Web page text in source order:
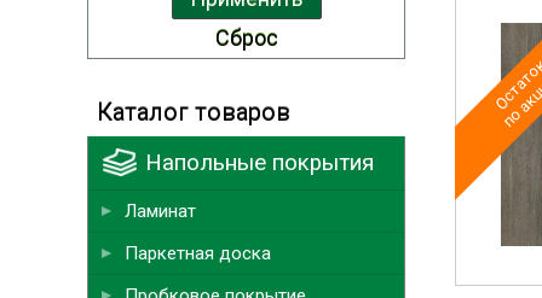
по
Каталог товаров
Напольные покрытия
Ламинат
Паркетная доска